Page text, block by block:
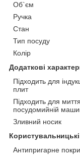
Об`єм
Ручка
Стан
Тип посуду
Колір
Додаткові
Підходить для
плит
Підходить для
посудомийній
Зливний носик
Антипригарне